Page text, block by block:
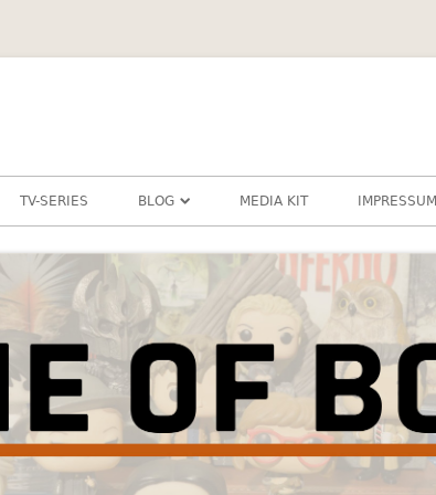
JUGENDBUCH
KINDERBUCH
TV-SERIES BLOG
SCHLAUBIBASTI
ZERAFINE
MEDIA KIT IMPRESSUM